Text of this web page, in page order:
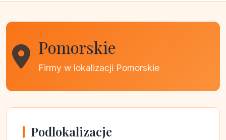
Pomorskie
Firmy w lokalizacji Pomorskie
Podlokalizacje